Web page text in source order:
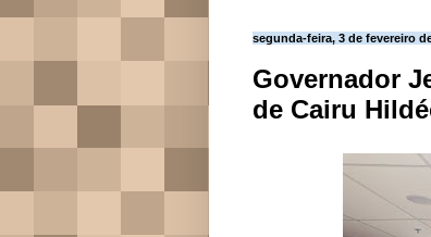
segunda-feira, 3 de fevereiro
Governador
de Cairu